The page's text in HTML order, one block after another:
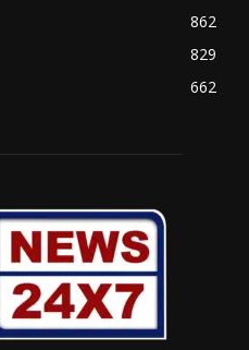
862
829
662